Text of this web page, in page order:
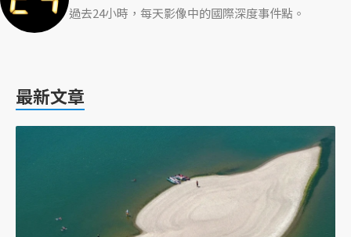
過去24小時，每天影像中的國際深度事件點。
最新文章